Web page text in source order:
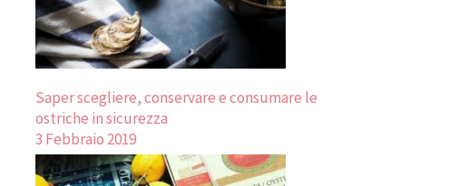
Saper scegliere, conservare e consumare le
ostriche in sicurezza
3 Febbraio 2019